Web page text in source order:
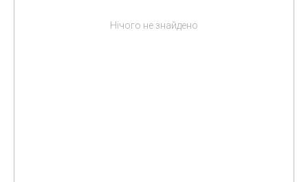
Нічого не знайдено